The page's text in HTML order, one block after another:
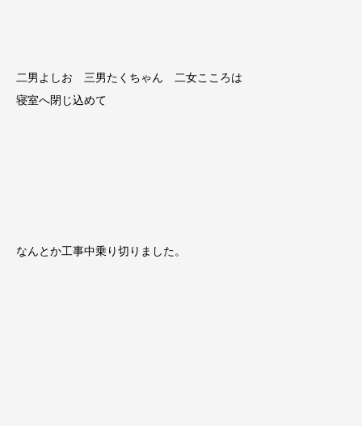
二男よしお 三男たくちゃん 二女こころは
寝室へ閉じ込めて
なんとか工事中乗り切りました。